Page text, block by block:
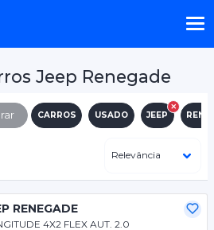
Jeep Renegade
CARROS USADO JEEP
RENEGADE
4X2 FLEX AUT. 2.0